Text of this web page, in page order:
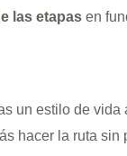
las etapas en
un estilo de vida
hacer la ruta sin